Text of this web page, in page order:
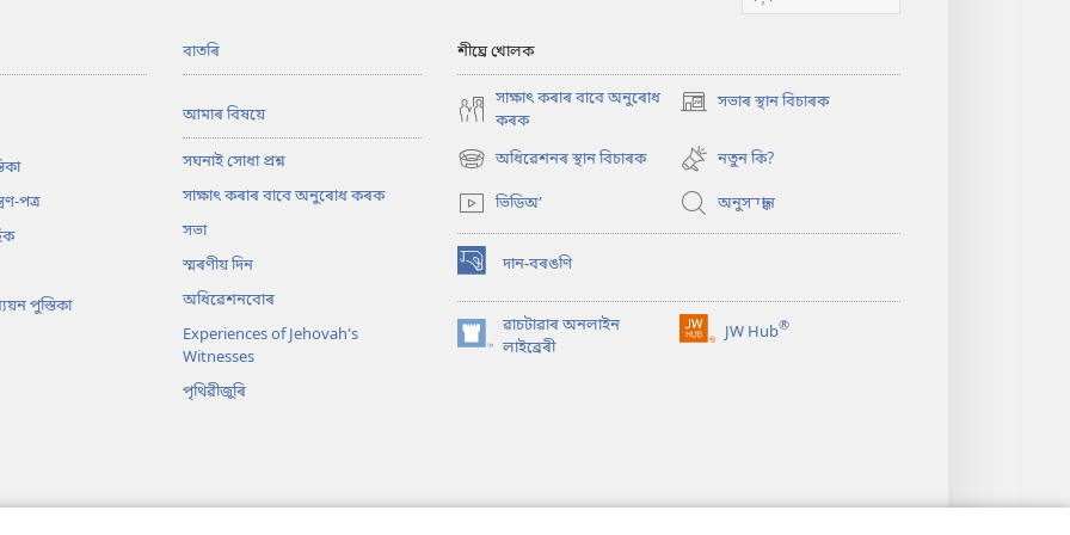
পত্ৰ
পুস্তিকা
বাতৰি
আমাৰ বিষয়ে
সঘনাই সোধা প্ৰশ্ন
সাক্ষাৎ কৰাৰ বাবে অনুৰোধ কৰক
সভা
স্মৰণীয় দিন
অধিৱেশনবোৰ
Experiences of Jehovah’s
Witnesses
পৃথিৱীজুৰি
শীঘ্ৰে খোলক
সাক্ষাৎ কৰাৰ বাবে অনুৰোধ
কৰক
সভাৰ স্থান বিচাৰক
(opens
window)
অধিৱেশনৰ স্থান বিচাৰক
(opens
new
window)
নতুন কি?
ভিডিঅ’ অনুসন্ধান
দান-বৰঙণি
(opens
new
window)ৱাচটাৱাৰ অনলাইন
লাইব্ৰেৰী
(opens
JW Hub®
(opens